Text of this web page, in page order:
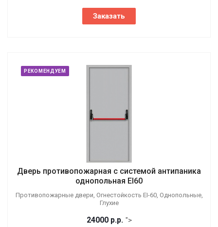
Заказать
РЕКОМЕНДУЕМ
Дверь противопожарная с системой антипаника
однопольная EI60
Противопожарные двери, Огнестойкость EI-60, Однопольные,
Глухие
24000 р.р. ">